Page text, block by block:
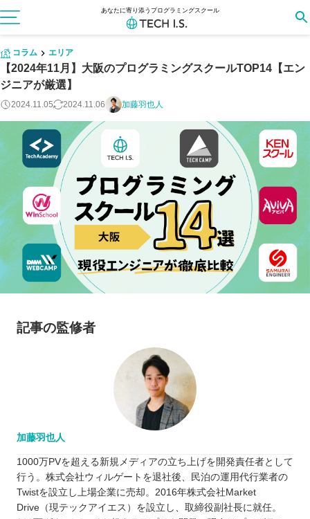
あなたに寄り添うプログラミングスクール
コラム エリア
【2024年11月】大阪のプログラミングスクールTOP14【エン
ジニアが厳選】
2024.11.05 2024.11.06 加藤羽也人
記事の監修者
加藤羽也人
1000万PVを超える新規メディアの立ち上げを開発責任者として
行う。株式会社ウィルゲートを退社後、民泊の運用代行業者の
Twistを設立し上場企業に売却。2016年株式会社Market
Drive（現テックアイエス）を設立し、取締役副社長に就任。